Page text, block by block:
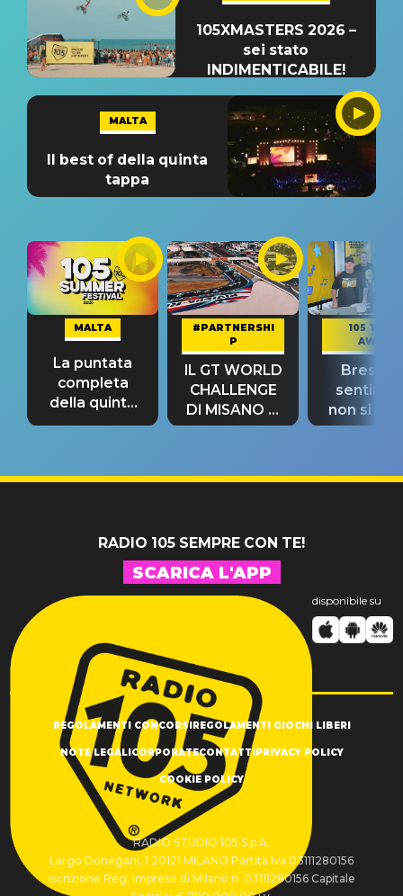
105XMASTERS 2026 –
sei stato
INDIMENTICABILE!
MALTA
Il best of della quinta
tappa
MALTA
La puntata
completa
della quinta
tappa
#PARTNERSHI
P
IL GT WORLD
CHALLENGE
DI MISANO si
riconferma
105 TAKE
AWAY
Bresh:
non si
fino alla
RADIO 105 SEMPRE CON TE!
SCARICA L'APP
disponibile su
REGOLAMENTI CONCORSI REGOLAMENTI GIOCHI LIBERI
NOTE LEGALI CORPORATECONTATTI PRIVACY POLICY
COOKIE POLICY
RADIO STUDIO 105 S.p.A.
Largo Donegani, 1 20121 MILANO Partita Iva 03111280156
Iscrizione Reg. Imprese di Milano n. 03111280156 Capitale